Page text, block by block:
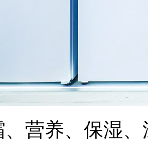
、营养、保湿